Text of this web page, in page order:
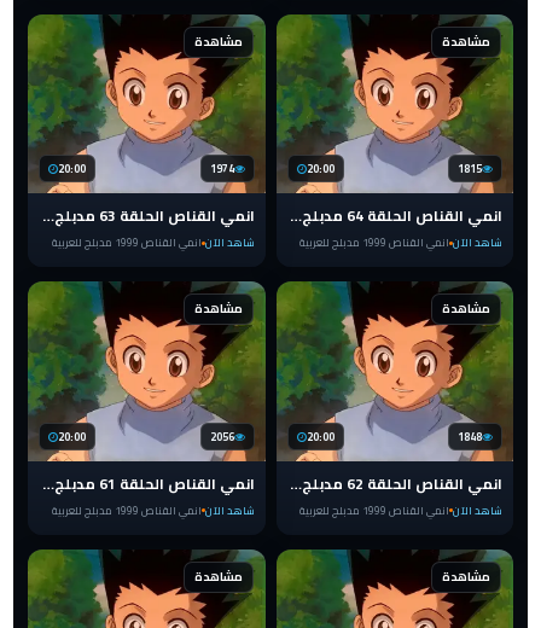
مشاهدة
20:00 1815
انمي القناص الحلقة 64 مدبلج للعربية HUNTER x HUNTER 1999
شاهد الآن انمي القناص 1999 مدبلج للعربية
مشاهدة
20:00 1974
انمي القناص الحلقة 63 مدبلج للعربية HUNTER x HUNTER 1999
شاهد الآن انمي القناص 1999 مدبلج للعربية
مشاهدة
20:00 1848
انمي القناص الحلقة 62 مدبلج للعربية HUNTER x HUNTER 1999
شاهد الآن انمي القناص 1999 مدبلج للعربية
مشاهدة
20:00 2056
انمي القناص الحلقة 61 مدبلج للعربية HUNTER x HUNTER 1999
شاهد الآن انمي القناص 1999 مدبلج للعربية
مشاهدة مشاهدة